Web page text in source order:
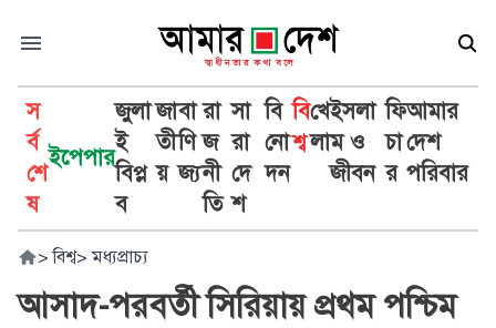
স
র্ব
শে
ষ
ইপেপার
জুলা
ই
বিপ্ল
ব
জা
তী
য়
বা
ণি
জ্য
রা
জ
নী
তি
সা
রা
দে
শ
বি
নো
দন
বি
শ্ব
খে
লা
ইসলা
ম ও
জীবন
ফি
চা
র
আমার
দেশ
পরিবার
> বিশ্ব> মধ্যপ্রাচ্য
আসাদ-পরবর্তী সিরিয়ায় প্রথম পশ্চিম